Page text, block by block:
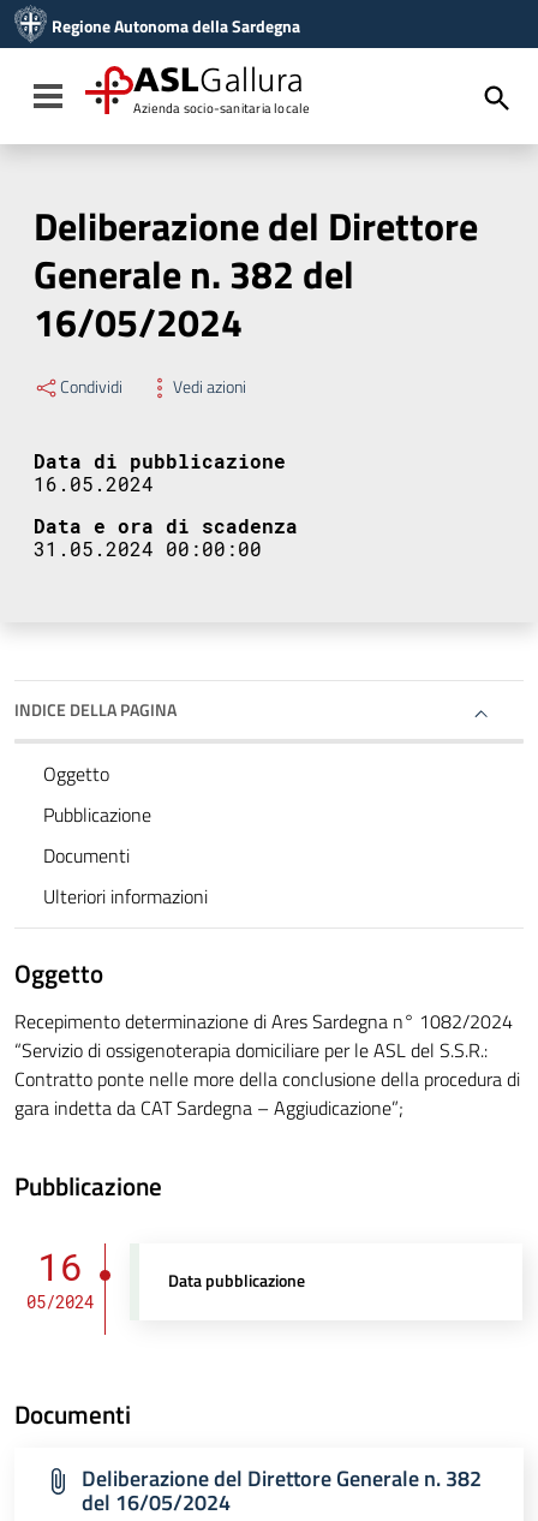
Vai al menu di navigazione
Vai al footer
Regione Autonoma della Sardegna
Toggle navigation
ASLGallura
Azienda socio-sanitaria locale
Deliberazione del Direttore
Generale n. 382 del
16/05/2024
Condividi Vedi azioni
Data di pubblicazione
16.05.2024
Data e ora di scadenza
31.05.2024 00:00:00
INDICE DELLA PAGINA
Oggetto
Pubblicazione
Documenti
Ulteriori informazioni
Oggetto
Recepimento determinazione di Ares Sardegna n° 1082/2024
“Servizio di ossigenoterapia domiciliare per le ASL del S.S.R.:
Contratto ponte nelle more della conclusione della procedura di
gara indetta da CAT Sardegna – Aggiudicazione”;
Pubblicazione
16
05/2024
Data pubblicazione
Documenti
Deliberazione del Direttore Generale n. 382
del 16/05/2024